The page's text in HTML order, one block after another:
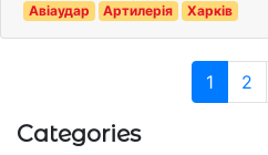
Авіаудар Артилерія Харків
1 2
Categories